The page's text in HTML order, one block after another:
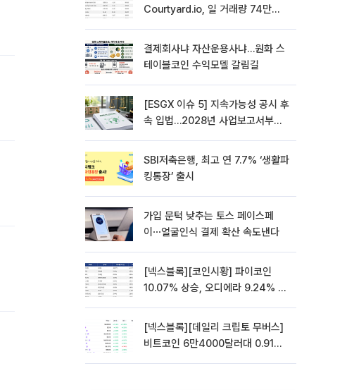
Courtyard.io, 일 거래량 74만
결제회사냐 자산운용사냐…원화 스
테이블코인 수익모델 갈림길
[ESGX 이슈 5] 지속가능성 공시 후
속 입법…2028년 사업보고서부터
SBI저축은행, 최고 연 7.7% ‘생활파
킹통장’ 출시
가입 문턱 낮추는 토스 페이스페
이⋯얼굴인식 결제 확산 속도낸다
[넥스블록][코인시황] 파이코인
10.07% 상승, 오디에라 9.24% 하
[넥스블록][데일리 크립토 무버스]
비트코인 6만4000달러대 0.91%